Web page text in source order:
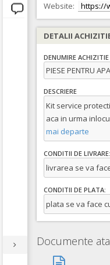
Website:
https://
DETALII
DENUMIRE ACHIZITIE
PIESE PENTRU
DESCRIERE
Kit service
aca in urma
mai departe
CONDITII DE LIVRARE:
livrarea se va
CONDITII DE PLATA:
plata se va face
Documente